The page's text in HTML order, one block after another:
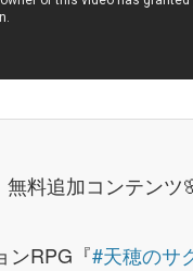
無料追加コンテンツ
ンRPG『#天穂のサ